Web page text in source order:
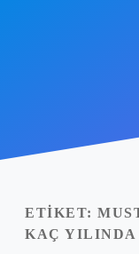
Yasal Uyarı
ETIKET:
KAÇ